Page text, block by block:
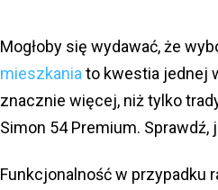
Mogłoby się wydawać, że
mieszkania to kwestia jednej
znacznie więcej, niż tylko
Simon 54 Premium.
Funkcjonalność w przypadku